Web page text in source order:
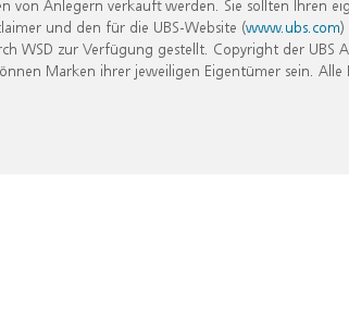
Anlegern verkauft werden. Sie sollten Ihren
und den für die UBS-Website (www.ubs.com)
zur Verfügung gestellt. Copyright der UBS
Marken ihrer jeweiligen Eigentümer sein. Alle